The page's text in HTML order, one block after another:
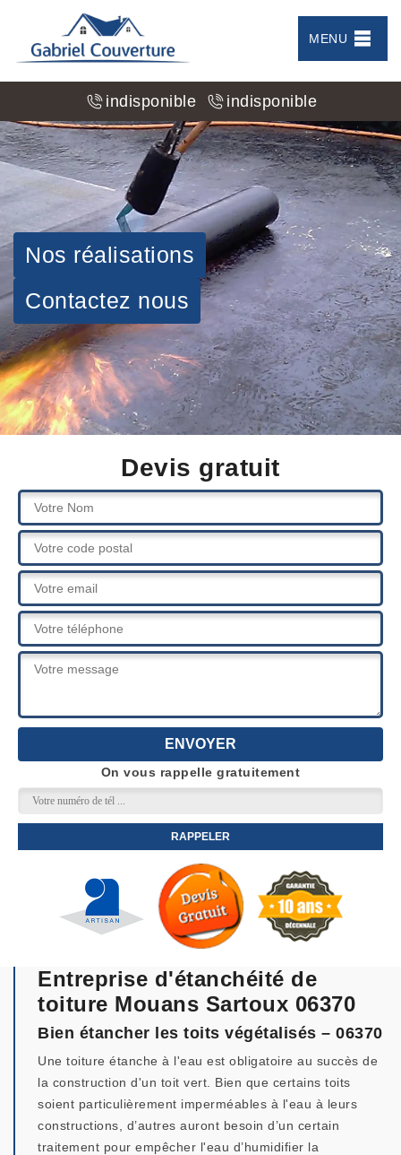
MENU
indisponible indisponible
Nos réalisations
Contactez nous
Devis gratuit
On vous rappelle gratuitement
Entreprise d'étanchéité de
toiture Mouans Sartoux 06370
Bien étancher les toits végétalisés – 06370
Une toiture étanche à l'eau est obligatoire au succès de
la construction d'un toit vert. Bien que certains toits
soient particulièrement imperméables à l'eau à leurs
constructions, d’autres auront besoin d’un certain
traitement pour empêcher l'eau d’humidifier la